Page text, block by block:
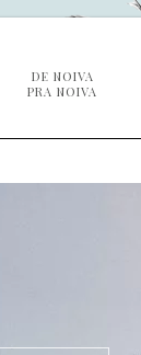
DE NOIVA
PRA NOIVA